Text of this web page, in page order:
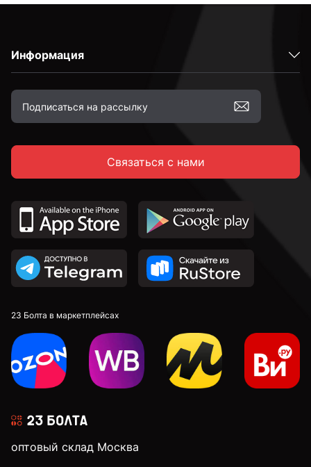
Информация
Связаться с нами
23 Болта в маркетплейсах
оптовый склад Москва